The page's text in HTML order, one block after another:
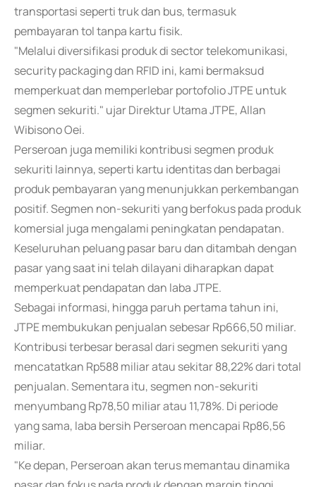
transportasi seperti truk dan bus, termasuk
pembayaran tol tanpa kartu fisik.
"Melalui diversifikasi produk di sector telekomunikasi,
security packaging dan RFID ini, kami bermaksud
memperkuat dan memperlebar portofolio JTPE untuk
segmen sekuriti." ujar Direktur Utama JTPE, Allan
Wibisono Oei.
Perseroan juga memiliki kontribusi segmen produk
sekuriti lainnya, seperti kartu identitas dan berbagai
produk pembayaran yang menunjukkan perkembangan
positif. Segmen non-sekuriti yang berfokus pada produk
komersial juga mengalami peningkatan pendapatan.
Keseluruhan peluang pasar baru dan ditambah dengan
pasar yang saat ini telah dilayani diharapkan dapat
memperkuat pendapatan dan laba JTPE.
Sebagai informasi, hingga paruh pertama tahun ini,
JTPE membukukan penjualan sebesar Rp666,50 miliar.
Kontribusi terbesar berasal dari segmen sekuriti yang
mencatatkan Rp588 miliar atau sekitar 88,22% dari total
penjualan. Sementara itu, segmen non-sekuriti
menyumbang Rp78,50 miliar atau 11,78%. Di periode
yang sama, laba bersih Perseroan mencapai Rp86,56
miliar.
"Ke depan, Perseroan akan terus memantau dinamika